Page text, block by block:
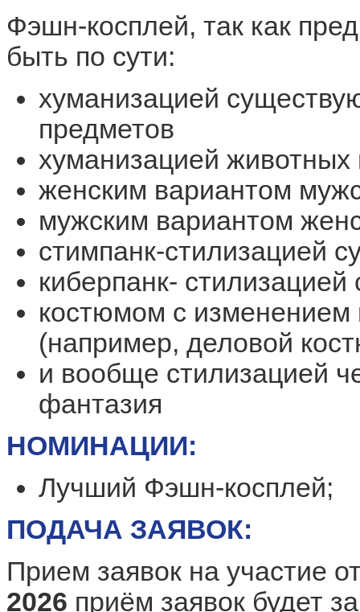
Фэшн-косплей, так как
быть по сути:
хуманизацией
предметов
хуманизацией
женским вариантом
мужским вариантом
стимпанк-стилизацией
киберпанк-
костюмом с изменением
(например, деловой
и вообще стилизацией
фантазия
НОМИНАЦИИ:
Лучший Фэшн-косплей;
ПОДАЧА ЗАЯВОК:
Прием заявок на участие
2026 приём заявок будет